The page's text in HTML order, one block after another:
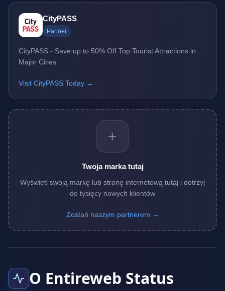
CityPASS
Partner
CityPASS - Save up to 50% Off Top Tourist Attractions in
Major Cities
Visit CityPASS Today →
+
Twoja marka tutaj
Wyświetl swoją markę lub stronę internetową tutaj i dotrzyj
do tysięcy nowych klientów
Zostań naszym partnerem →
O Entireweb Status